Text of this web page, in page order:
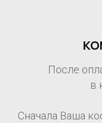
После
в
Сначала Ваша